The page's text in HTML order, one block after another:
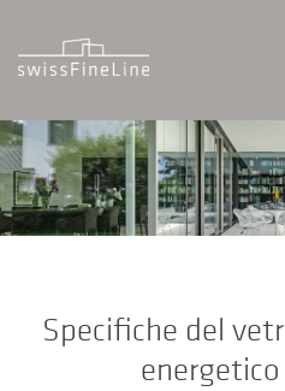
Specifiche del